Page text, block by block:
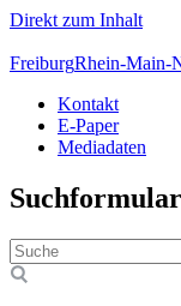
Direkt zum Inhalt
FreiburgRhein-Main-
Kontakt
E-Paper
Mediadaten
Suchformular